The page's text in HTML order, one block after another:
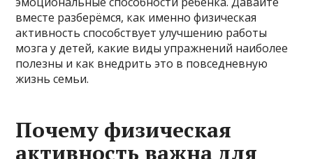
вместе разберёмся, как именно физическая
активность способствует улучшению работы
мозга у детей, какие виды упражнений наиболее
полезны и как внедрить это в повседневную
жизнь семьи.
Почему физическая
активность важна для